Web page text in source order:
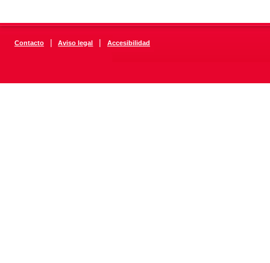
Contacto | Aviso legal | Accesibilidad